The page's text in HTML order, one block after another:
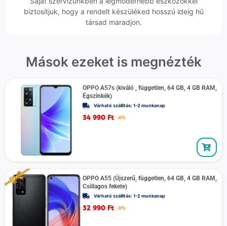
biztosítjuk, hogy a rendelt készüléked hosszú ideig hű
társad maradjon.
Mások ezeket is megnézték
OPPO A57s (kiváló , független, 64 GB, 4 GB RAM,
Égszínkék)
Várható szállítás: 1-2 munkanap
34 990 Ft 27%
OPPO A55 (Újszerű, független, 64 GB, 4 GB RAM,
Csillagos fekete)
Várható szállítás: 1-2 munkanap
32 990 Ft 27%